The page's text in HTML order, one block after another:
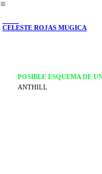
︎
CELESTE ROJAS MUGICA
POSIBLE ESQUEMA DE
ANTHILL